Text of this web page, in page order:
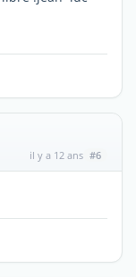
il y a 12 ans #6